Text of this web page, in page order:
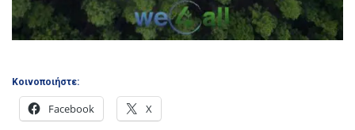
Κοινοποιήστε:
Facebook X